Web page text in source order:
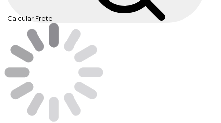
Calcular Frete